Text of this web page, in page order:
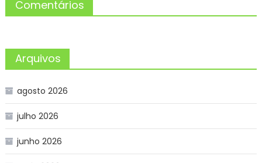
Comentários
Arquivos
agosto 2026
julho 2026
junho 2026